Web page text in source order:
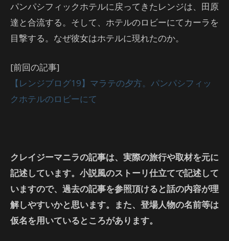
パンパシフィックホテルに戻ってきたレンジは、田原
達と合流する。そして、ホテルのロビーにてカーラを
目撃する。なぜ彼女はホテルに現れたのか。
[前回の記事]
【レンジブログ19】マラテの夕方。パンパシフィッ
クホテルのロビーにて
クレイジーマニラの記事は、実際の旅行や取材を元に
記述しています。小説風のストーリ仕立てで記述して
いますので、過去の記事を参照頂けると話の内容が理
解しやすいかと思います。また、登場人物の名前等は
仮名を用いているところがあります。